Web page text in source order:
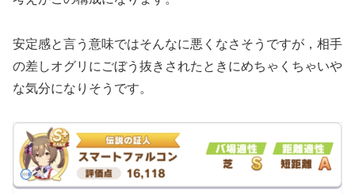
安定感と言う意味ではそんなに悪くなさそうですが，相手
の差しオグリにごぼう抜きされたときにめちゃくちゃいや
な気分になりそうです。